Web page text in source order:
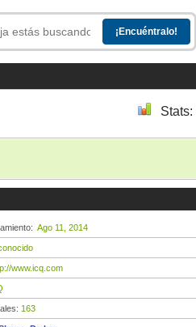
Stats:
Ago 11, 2014
www.icq.com
163